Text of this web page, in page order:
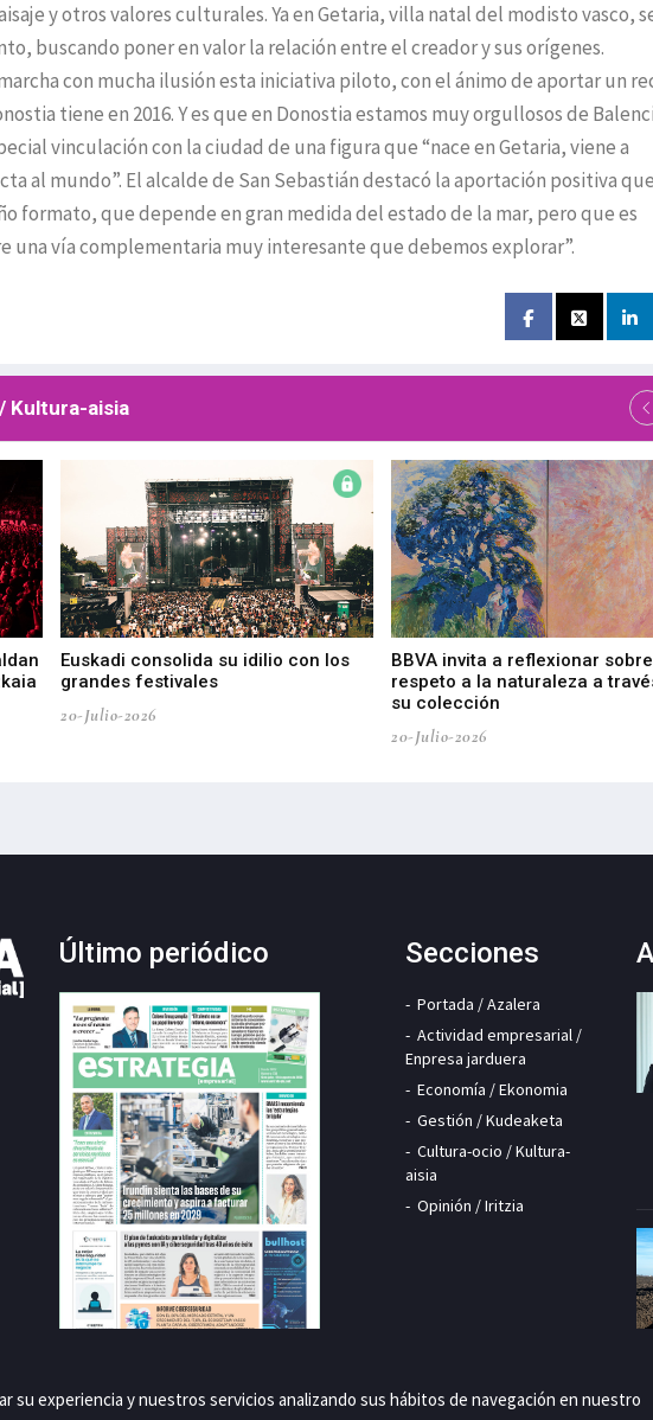
y otros valores culturales. Ya en Getaria, villa natal del modisto vasco,
buscando poner en valor la relación entre el creador y sus orígenes.
con mucha ilusión esta iniciativa piloto, con el ánimo de aportar un
tiene en 2016. Y es que en Donostia estamos muy orgullosos de
vinculación con la ciudad de una figura que “nace en Getaria, viene a
al mundo”. El alcalde de San Sebastián destacó la aportación positiva que
formato, que depende en gran medida del estado de la mar, pero que es
una vía complementaria muy interesante que debemos explorar”.
Kultura-aisia
Euskadi consolida su idilio con los
grandes festivales
20-Julio-2026
BBVA invita a reflexionar sobre
respeto a la naturaleza a
su colección
20-Julio-2026
Último periódico Secciones
Portada / Azalera
Actividad empresarial /
Enpresa jarduera
Economía / Ekonomia
Gestión / Kudeaketa
Cultura-ocio / Kultura-
aisia
Opinión / Iritzia
su experiencia y nuestros servicios analizando sus hábitos de navegación en nuestro